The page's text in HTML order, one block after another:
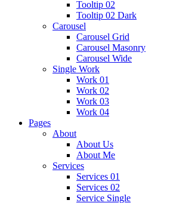
Tooltip 02
Tooltip 02 Dark
Carousel
Carousel Grid
Carousel Masonry
Carousel Wide
Single Work
Work 01
Work 02
Work 03
Work 04
Pages
About
About Us
About Me
Services
Services 01
Services 02
Service Single